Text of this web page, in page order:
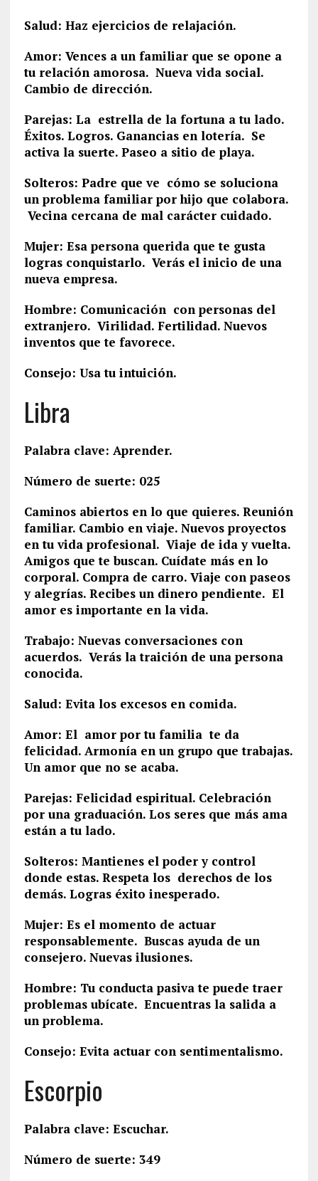
Salud: Haz ejercicios de relajación.
Amor: Vences a un familiar que se opone a
tu relación amorosa. Nueva vida social.
Cambio de dirección.
Parejas: La estrella de la fortuna a tu lado.
Éxitos. Logros. Ganancias en lotería. Se
activa la suerte. Paseo a sitio de playa.
Solteros: Padre que ve cómo se soluciona
un problema familiar por hijo que colabora.
Vecina cercana de mal carácter cuidado.
Mujer: Esa persona querida que te gusta
logras conquistarlo. Verás el inicio de una
nueva empresa.
Hombre: Comunicación con personas del
extranjero. Virilidad. Fertilidad. Nuevos
inventos que te favorece.
Consejo: Usa tu intuición.
Libra
Palabra clave: Aprender.
Número de suerte: 025
Caminos abiertos en lo que quieres. Reunión
familiar. Cambio en viaje. Nuevos proyectos
en tu vida profesional. Viaje de ida y vuelta.
Amigos que te buscan. Cuídate más en lo
corporal. Compra de carro. Viaje con paseos
y alegrías. Recibes un dinero pendiente. El
amor es importante en la vida.
Trabajo: Nuevas conversaciones con
acuerdos. Verás la traición de una persona
conocida.
Salud: Evita los excesos en comida.
Amor: El amor por tu familia te da
felicidad. Armonía en un grupo que trabajas.
Un amor que no se acaba.
Parejas: Felicidad espiritual. Celebración
por una graduación. Los seres que más ama
están a tu lado.
Solteros: Mantienes el poder y control
donde estas. Respeta los derechos de los
demás. Logras éxito inesperado.
Mujer: Es el momento de actuar
responsablemente. Buscas ayuda de un
consejero. Nuevas ilusiones.
Hombre: Tu conducta pasiva te puede traer
problemas ubícate. Encuentras la salida a
un problema.
Consejo: Evita actuar con sentimentalismo.
Escorpio
Palabra clave: Escuchar.
Número de suerte: 349